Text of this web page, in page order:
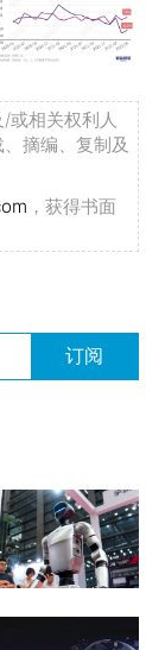
或相关权利人
摘编、复制及
，获得书面
订阅